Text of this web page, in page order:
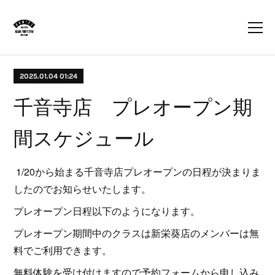
2025.01.04 01:24
千音寺店 プレオープン期
間スケジュール
1/20から始まる千音寺店プレオープンの日程が決まりま
したのでお知らせいたします。
プレオープン日程以下のようになります。
プレオープン期間中のクラスは新栄葵店のメンバーは無
料でご利用できます。